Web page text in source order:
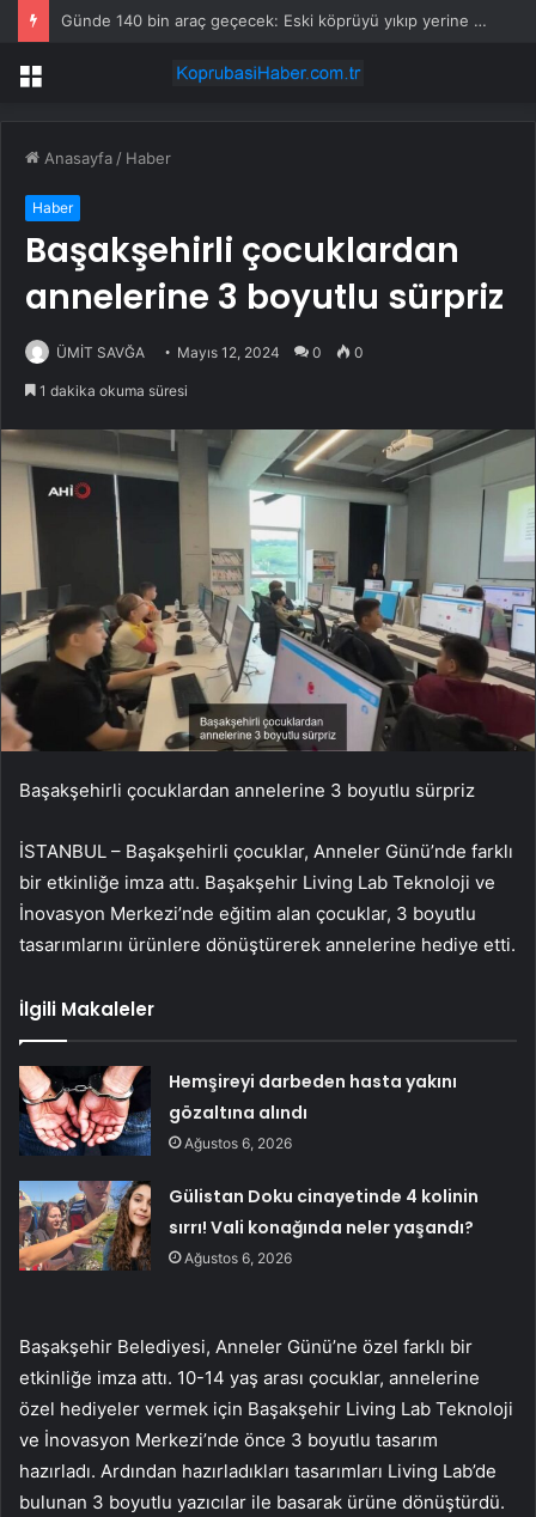
Günde 140 bin araç geçecek: Eski köprüyü yıkıp yerine 8 şeritli dev köprü inşa edecekler
Menü
Anasayfa / Haber
Haber
Başakşehirli çocuklardan
annelerine 3 boyutlu sürpriz
ÜMİT SAVĞA Mayıs 12, 2024 0 0
1 dakika okuma süresi
Başakşehirli çocuklardan annelerine 3 boyutlu sürpriz
İSTANBUL – Başakşehirli çocuklar, Anneler Günü’nde farklı
bir etkinliğe imza attı. Başakşehir Living Lab Teknoloji ve
İnovasyon Merkezi’nde eğitim alan çocuklar, 3 boyutlu
tasarımlarını ürünlere dönüştürerek annelerine hediye etti.
İlgili Makaleler
Hemşireyi darbeden hasta yakını
gözaltına alındı
Ağustos 6, 2026
Gülistan Doku cinayetinde 4 kolinin
sırrı! Vali konağında neler yaşandı?
Ağustos 6, 2026
Başakşehir Belediyesi, Anneler Günü’ne özel farklı bir
etkinliğe imza attı. 10-14 yaş arası çocuklar, annelerine
özel hediyeler vermek için Başakşehir Living Lab Teknoloji
ve İnovasyon Merkezi’nde önce 3 boyutlu tasarım
hazırladı. Ardından hazırladıkları tasarımları Living Lab’de
bulunan 3 boyutlu yazıcılar ile basarak ürüne dönüştürdü.